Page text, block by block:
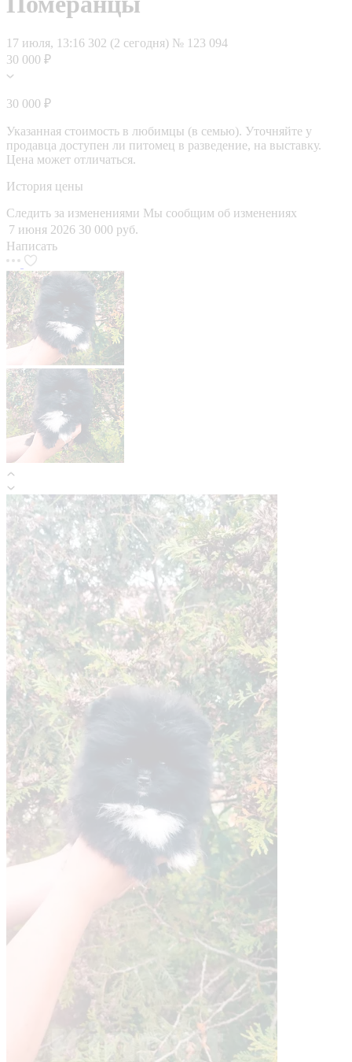
17 июля, 13:16 302 (2 сегодня) № 123 094
30 000 ₽
30 000 ₽
Указанная стоимость в любимцы (в семью). Уточняйте у
продавца доступен ли питомец в разведение, на выставку.
Цена может отличаться.
История цены
Следить за изменениями Мы сообщим об изменениях
7 июня 2026 30 000 руб.
Написать